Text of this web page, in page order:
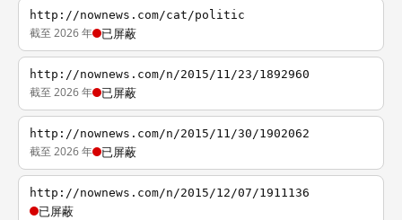
http://nownews.com/cat/politic
截至 2026 年 已屏蔽
http://nownews.com/n/2015/11/23/1892960
截至 2026 年 已屏蔽
http://nownews.com/n/2015/11/30/1902062
截至 2026 年 已屏蔽
http://nownews.com/n/2015/12/07/1911136
已屏蔽